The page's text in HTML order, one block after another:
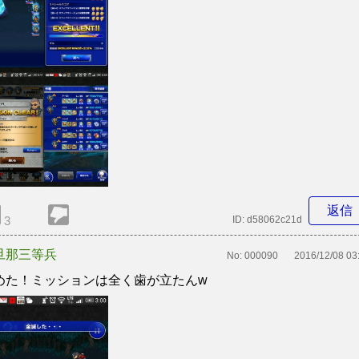
3
返信
ID: d58062c21d
那三等兵 No: 000090 2016/12/08
た！ミッションは全く歯が立たんw